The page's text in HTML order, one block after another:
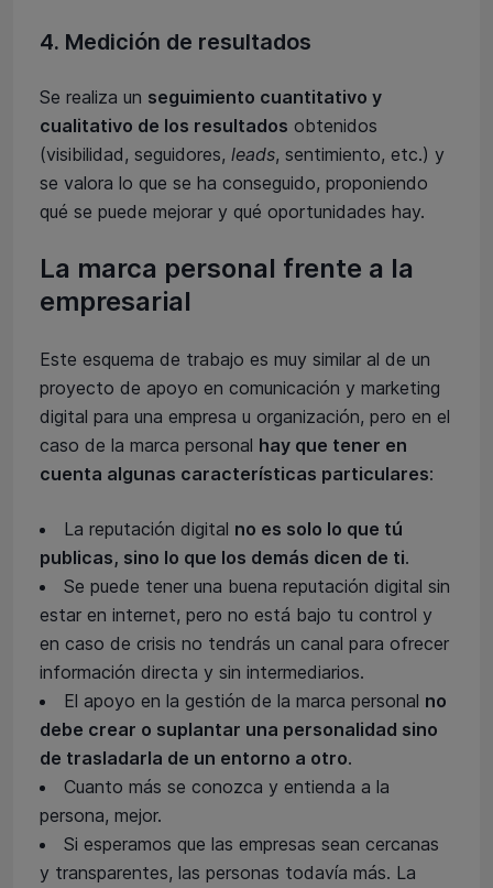
4. Medición de resultados
Se realiza un seguimiento cuantitativo y
cualitativo de los resultados obtenidos
(visibilidad, seguidores, leads, sentimiento, etc.) y
se valora lo que se ha conseguido, proponiendo
qué se puede mejorar y qué oportunidades hay.
La marca personal frente a la
empresarial
Este esquema de trabajo es muy similar al de un
proyecto de apoyo en comunicación y marketing
digital para una empresa u organización, pero en el
caso de la marca personal hay que tener en
cuenta algunas características particulares:
La reputación digital no es solo lo que tú
publicas, sino lo que los demás dicen de ti.
Se puede tener una buena reputación digital sin
estar en internet, pero no está bajo tu control y
en caso de crisis no tendrás un canal para ofrecer
información directa y sin intermediarios.
El apoyo en la gestión de la marca personal no
debe crear o suplantar una personalidad sino
de trasladarla de un entorno a otro.
Cuanto más se conozca y entienda a la
persona, mejor.
Si esperamos que las empresas sean cercanas
y transparentes, las personas todavía más. La